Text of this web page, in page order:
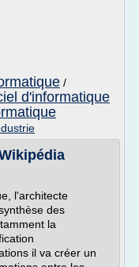
/
d'informatique
l'architecte
des
la
il va créer un